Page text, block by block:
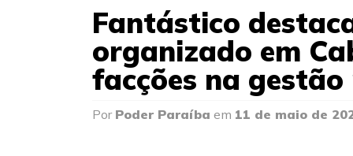
Fantástico
organizado em
facções na
Por Poder Paraíba em 11 de maio de